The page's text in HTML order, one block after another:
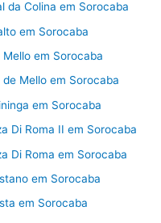
da Colina em Sorocaba
em Sorocaba
em Sorocaba
Mello em Sorocaba
em Sorocaba
Di Roma II em Sorocaba
Di Roma em Sorocaba
em Sorocaba
em Sorocaba